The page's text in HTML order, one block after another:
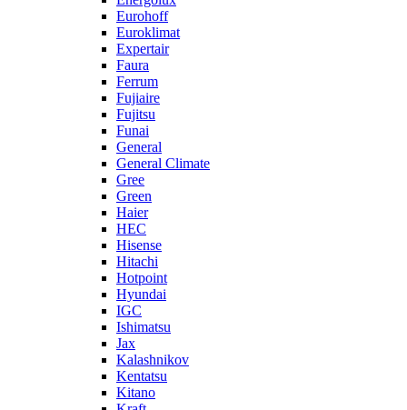
Eurohoff
Euroklimat
Expertair
Faura
Ferrum
Fujiaire
Fujitsu
Funai
General
General Climate
Gree
Green
Haier
HEC
Hisense
Hitachi
Hotpoint
Hyundai
IGC
Ishimatsu
Jax
Kalashnikov
Kentatsu
Kitano